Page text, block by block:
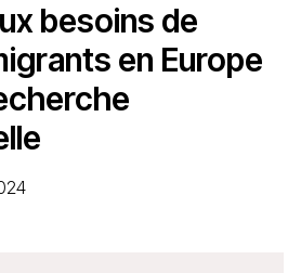
besoins de
en Europe